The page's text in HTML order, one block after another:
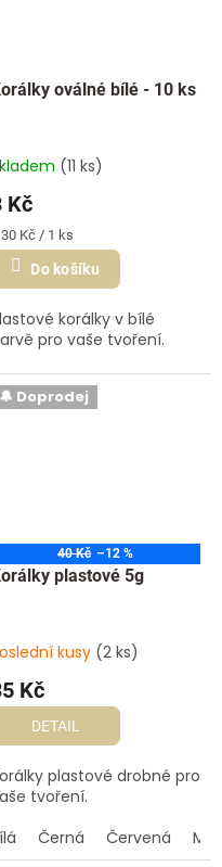
Růžová tmavá
oválné bílé - 10 ks
(11 ks)
Kč
Kč / 1 ks
Do košíku
korálky v bílé
pro vaše tvoření.
J L M O P Q
🔔 Doprodej
40 Kč –12 %
plastové 5g
kusy (2 ks)
Kč
DETAIL
plastové drobné pro
tvoření.
Černá Červená